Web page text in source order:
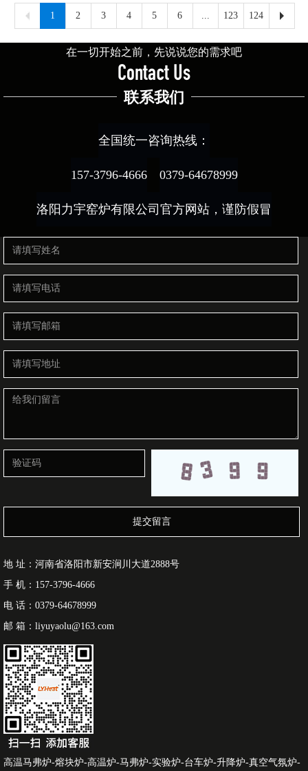
1 2 3 4 5 6 123 124
在一切开始之前，先说说您的需求吧
Contact Us
联系我们
全国统一咨询热线：
157-3796-4666 0379-64678999
洛阳力宇窑炉有限公司官方网站，谨防假冒
提交留言
地 址：河南省洛阳市新安涧川大道2888号
手 机：157-3796-4666
电 话：0379-64678999
邮 箱：liyuyaolu@163.com
高温马弗炉-熔块炉-高温炉-马弗炉-实验炉-台车炉-升降炉-真空气氛炉-